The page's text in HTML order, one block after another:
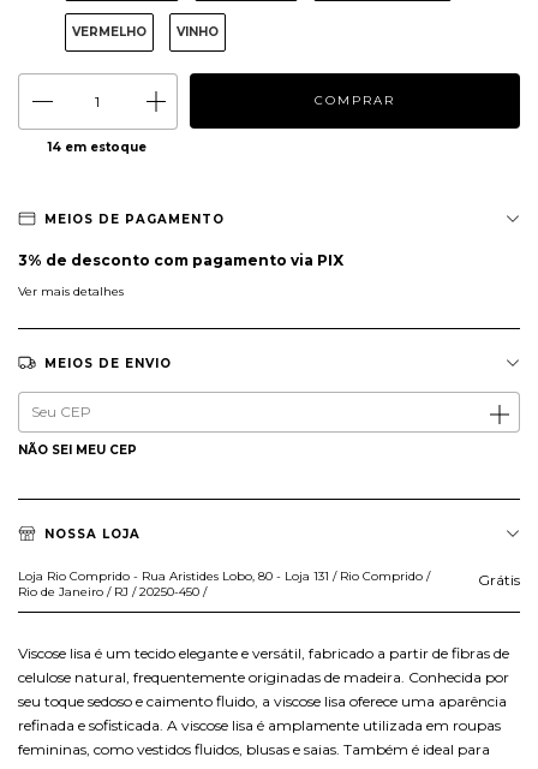
VERMELHO VINHO
14 em estoque
MEIOS DE PAGAMENTO
3% de desconto com pagamento via PIX
Ver mais detalhes
MEIOS DE ENVIO
Entregas para o CEP:
NÃO SEI MEU CEP
NOSSA LOJA
Loja Rio Comprido - Rua Aristides Lobo, 80 - Loja 131 / Rio Comprido /
Rio de Janeiro / RJ / 20250-450 /
Grátis
Viscose lisa é um tecido elegante e versátil, fabricado a partir de fibras de
celulose natural, frequentemente originadas de madeira. Conhecida por
seu toque sedoso e caimento fluido, a viscose lisa oferece uma aparência
refinada e sofisticada. A viscose lisa é amplamente utilizada em roupas
femininas, como vestidos fluidos, blusas e saias. Também é ideal para